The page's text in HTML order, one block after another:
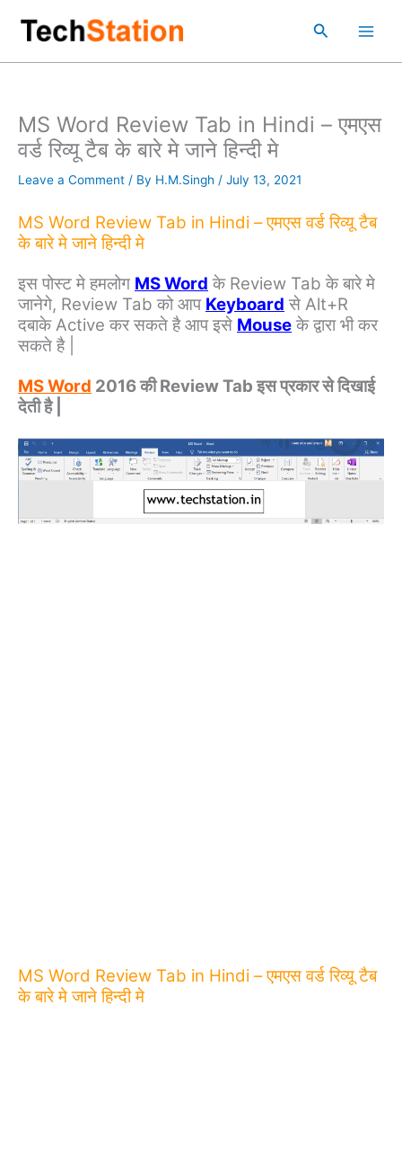
Search
MS Word Review Tab in Hindi – एमएस
वर्ड रिव्यू टैब के बारे मे जाने हिन्दी मे
Leave a Comment / By H.M.Singh / July 13, 2021
MS Word Review Tab in Hindi – एमएस वर्ड रिव्यू टैब
के बारे मे जाने हिन्दी मे
इस पोस्ट मे हमलोग MS Word के Review Tab के बारे मे
जानेगे, Review Tab को आप Keyboard से Alt+R
दबाके Active कर सकते है आप इसे Mouse के द्वारा भी कर
सकते है |
MS Word 2016 की Review Tab इस प्रकार से दिखाई
देती है |
MS Word Review Tab in Hindi – एमएस वर्ड रिव्यू टैब
के बारे मे जाने हिन्दी मे